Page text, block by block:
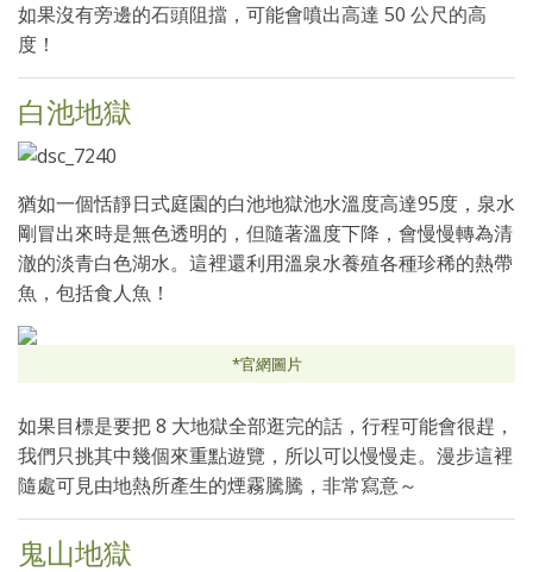
如果沒有旁邊的石頭阻擋，可能會噴出高達 50 公尺的高
度！
白池地獄
猶如一個恬靜日式庭園的白池地獄池水溫度高達95度，泉水
剛冒出來時是無色透明的，但隨著溫度下降，會慢慢轉為清
澈的淡青白色湖水。這裡還利用溫泉水養殖各種珍稀的熱帶
魚，包括食人魚！
*官網圖片
如果目標是要把 8 大地獄全部逛完的話，行程可能會很趕，
我們只挑其中幾個來重點遊覽，所以可以慢慢走。漫步這裡
隨處可見由地熱所產生的煙霧騰騰，非常寫意～
鬼山地獄